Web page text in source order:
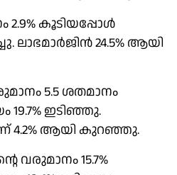
കൂടിയപ്പോള്‍
ലാഭമാര്‍ജിന്‍ 24.5% ആയി
5.5 ശതമാനം
19.7% ഇടിഞ്ഞു.
4.2% ആയി കുറഞ്ഞു.
വരുമാനം 15.7%